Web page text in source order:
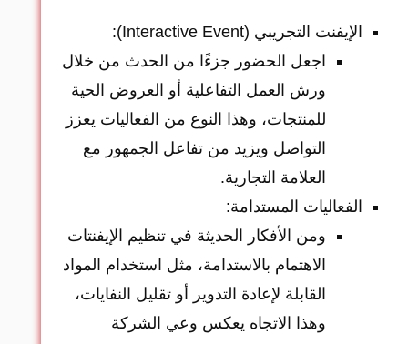
الإيفنت التجريبي (Interactive Event):
اجعل الحضور جزءًا من الحدث من خلال
ورش العمل التفاعلية أو العروض الحية
للمنتجات، وهذا النوع من الفعاليات يعزز
التواصل ويزيد من تفاعل الجمهور مع
العلامة التجارية.
الفعاليات المستدامة:
ومن الأفكار الحديثة في تنظيم الإيفنتات
الاهتمام بالاستدامة، مثل استخدام المواد
القابلة لإعادة التدوير أو تقليل النفايات،
وهذا الاتجاه يعكس وعي الشركة